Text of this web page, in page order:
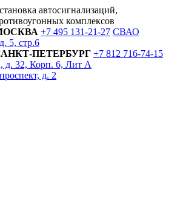
автосигнализаций,
комплексов
+7 495 131-21-27 СВАО
5, стр.6
ПЕТЕРБУРГ +7 812 716-74-15
д. 32, Корп. 6, Лит А
д. 2